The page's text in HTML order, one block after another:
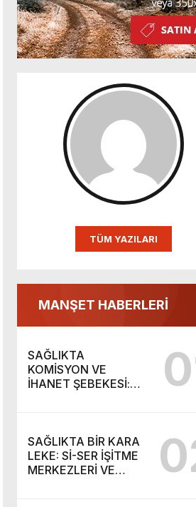
TÜM YAZILARI
MANŞET HABERLERİ
SAĞLIKTA
KOMİSYON VE
İHANET ŞEBEKESİ:
VURGUNU!
SAĞLIKTA BİR KARA
LEKE: Sİ-SER İŞİTME
MERKEZLERİ VE